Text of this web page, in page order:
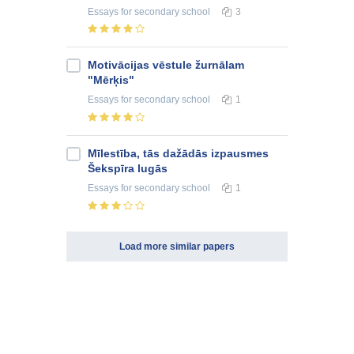
Essays for secondary school 3
Motivācijas vēstule žurnālam
"Mērķis"
Essays for secondary school 1
Mīlestība, tās dažādās izpausmes
Šekspīra lugās
Essays for secondary school 1
Load more similar papers